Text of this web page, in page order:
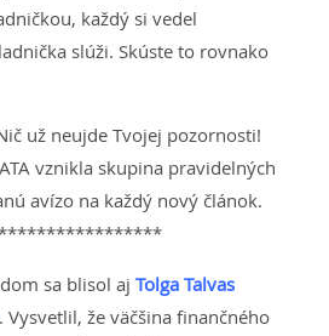
každý si vedel
slúži. Skúste to rovnako
neujde Tvojej pozornosti!
vznikla skupina pravidelných
avízo na každý nový článok.
sa blisol aj Tolga Talvas
. Vysvetlil, že väčšina finančného